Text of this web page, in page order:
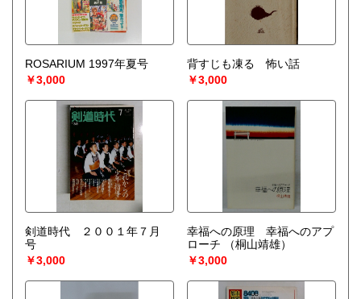
ROSARIUM 1997年夏号
￥3,000
背すじも凍る 怖い話
￥3,000
剣道時代 ２００１年７月
号
￥3,000
幸福への原理 幸福へのアプ
ローチ
（桐山靖雄）
￥3,000